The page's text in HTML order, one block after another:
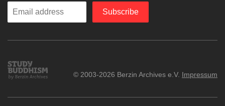
Enter
Subscribe
Study
Buddhism
© 2003-2026 Berzin Archives e.V. Impressum